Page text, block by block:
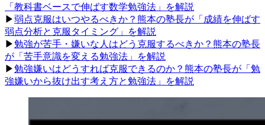
「教科書ベースで伸ばす数学勉強法」を解説
▶︎弱点克服はいつやるべきか？熊本の塾長が「成績を伸ばす
弱点分析と克服タイミング」を解説
▶︎勉強が苦手・嫌いな人はどう克服するべきか？熊本の塾長
が「苦手意識を変える勉強法」を解説
▶︎勉強嫌いはどうすれば克服できるのか？熊本の塾長が「勉
強嫌いから抜け出す考え方と勉強法」を解説